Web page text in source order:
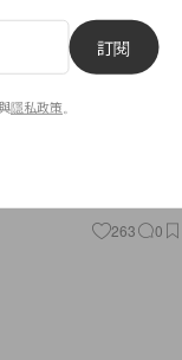
飯店，草坪、
的野餐套裝… 連球拍
263 0
訂閱
隱私政策